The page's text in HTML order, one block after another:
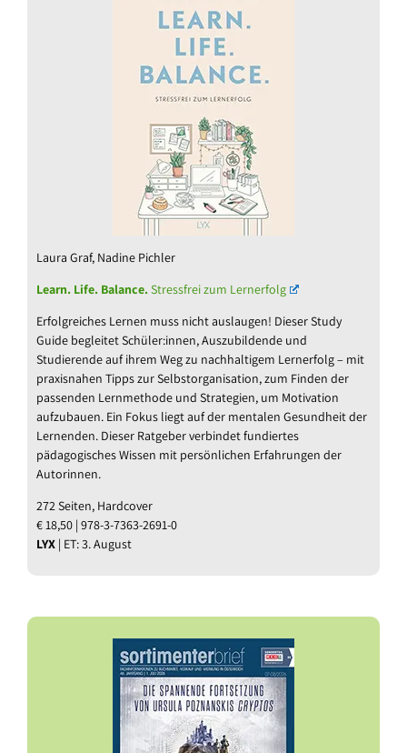
Laura Graf, Nadine Pichler
Learn. Life. Balance.Stressfrei zum Lernerfolg
Erfolgreiches Lernen muss nicht auslaugen! Dieser Study
Guide begleitet Schüler:innen, Auszubildende und
Studierende auf ihrem Weg zu nachhaltigem Lernerfolg – mit
praxisnahen Tipps zur Selbstorganisation, zum Finden der
passenden Lernmethode und Strategien, um Motivation
aufzubauen. Ein Fokus liegt auf der mentalen Gesundheit der
Lernenden. Dieser Ratgeber verbindet fundiertes
pädagogisches Wissen mit persönlichen Erfahrungen der
Autorinnen.
272 Seiten, Hardcover
€ 18,50 | 978-3-7363-2691-0
LYX | ET: 3. August